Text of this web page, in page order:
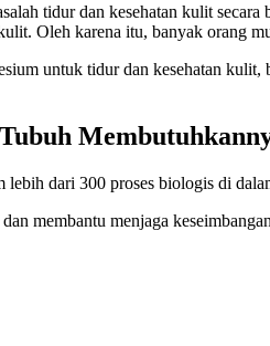
tidur dan kesehatan kulit
Oleh karena itu, banyak orang
untuk tidur dan kesehatan
lebih dari 300 proses biologis di
membantu menjaga